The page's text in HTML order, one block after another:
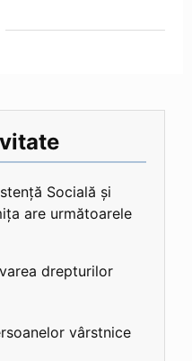
Socială și
are următoarele
drepturilor
vârstnice